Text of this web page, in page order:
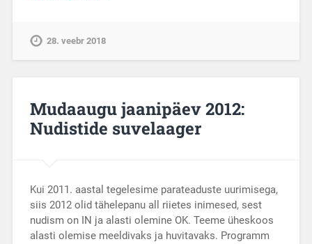
28. veebr 2018
Mudaaugu jaanipäev 2012:
Nudistide suvelaager
Kui 2011. aastal tegelesime parateaduste uurimisega,
siis 2012 olid tähelepanu all riietes inimesed, sest
nudism on IN ja alasti olemine OK. Teeme üheskoos
alasti olemise meeldivaks ja huvitavaks. Programm